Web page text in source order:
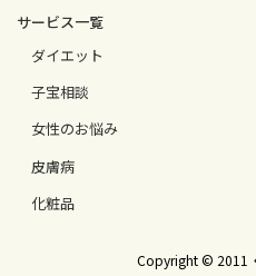
サービス⼀覧
ダイエット
⼦宝相談
⼥性のお悩み
⽪膚病
化粧品
Copyright © 2011